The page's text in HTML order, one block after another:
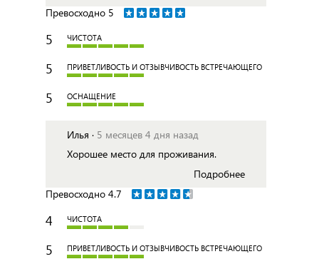
Превосходно 5
5 ЧИСТОТА
5 ПРИВЕТЛИВОСТЬ И ОТЗЫВЧИВОСТЬ ВСТРЕЧАЮЩЕГО
5 ОСНАЩЕНИЕ
Илья · 5 месяцев 4 дня назад
Хорошее место для проживания.
Подробнее
Превосходно 4.7
4 ЧИСТОТА
5 ПРИВЕТЛИВОСТЬ И ОТЗЫВЧИВОСТЬ ВСТРЕЧАЮЩЕГО